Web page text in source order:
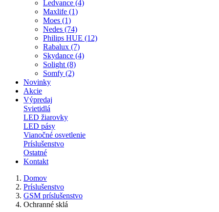
Ledvance (4)
Maxlife (1)
Moes (1)
Nedes (74)
Philips HUE (12)
Rabalux (7)
Skydance (4)
Solight (8)
Somfy (2)
Novinky
Akcie
Výpredaj
Svietidlá
LED žiarovky
LED pásy
Vianočné osvetlenie
Príslušenstvo
Ostatné
Kontakt
Domov
Príslušenstvo
GSM príslušenstvo
Ochranné sklá